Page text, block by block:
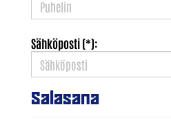
Sähköposti (*):
Salasana